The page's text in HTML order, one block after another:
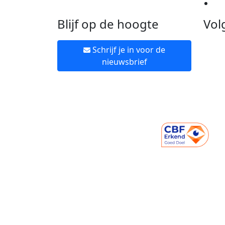
Blijf op de hoogte
Schrijf je in voor de
nieuwsbrief